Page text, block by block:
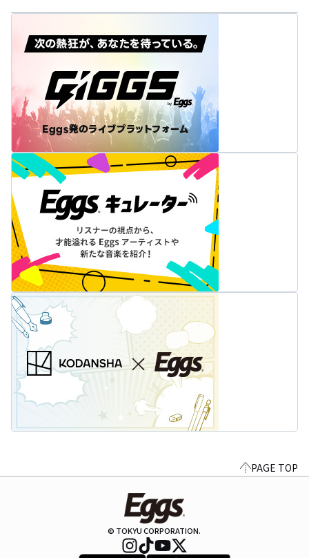
PAGE TOP
© TOKYU CORPORATION.